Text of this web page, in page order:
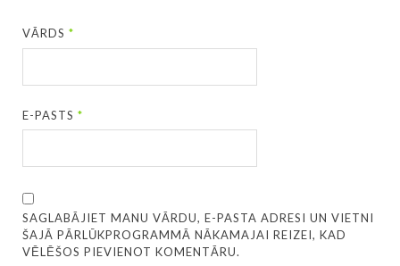
VĀRDS*
E-PASTS*
SAGLABĀJIET MANU VĀRDU, E-PASTA ADRESI UN VIETNI
ŠAJĀ PĀRLŪKPROGRAMMĀ NĀKAMAJAI REIZEI, KAD
VĒLĒŠOS PIEVIENOT KOMENTĀRU.